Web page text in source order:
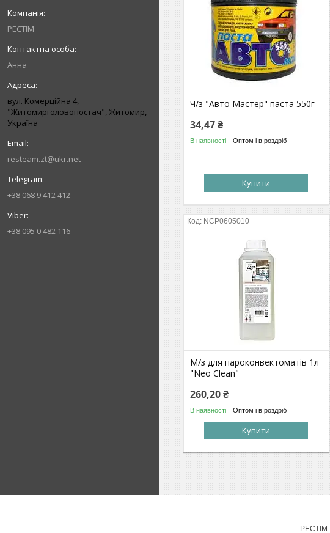
РЕСТІМ
Анна
вул. Комерційна 4,
"Житомирголовопостач", Житомир,
Україна
resteam.zt@ukr.net
+38 068 9 412 412
+38 095 0 482 116
Ч/з "Авто Мастер" паста 550г
34,47 ₴
В наявності Оптом і в роздріб
Купити
NCP0605010
М/з для пароконвектоматів 1л
"Neo Clean"
260,20 ₴
В наявності Оптом і в роздріб
Купити